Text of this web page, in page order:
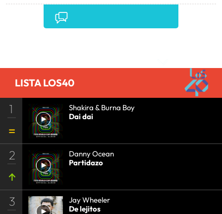
GRUPO PRISA•GRUPO COMUNICACIÓN•MEDIOS
COMUNICACIÓN•
LISTA LOS40
1
Shakira & Burna Boy
Dai dai
2
Danny Ocean
Partidazo
3
Jay Wheeler
De lejitos